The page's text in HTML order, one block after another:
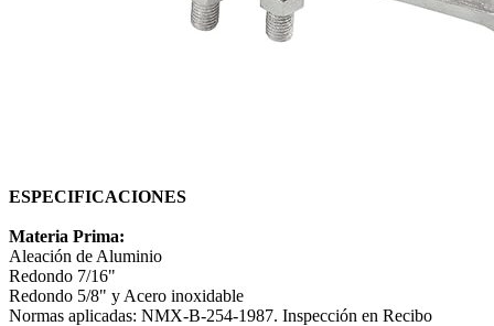
ESPECIFICACIONES
Materia Prima:
Aleación de Aluminio
Redondo 7/16"
Redondo 5/8" y Acero inoxidable
Normas aplicadas: NMX-B-254-1987. Inspección en Recibo